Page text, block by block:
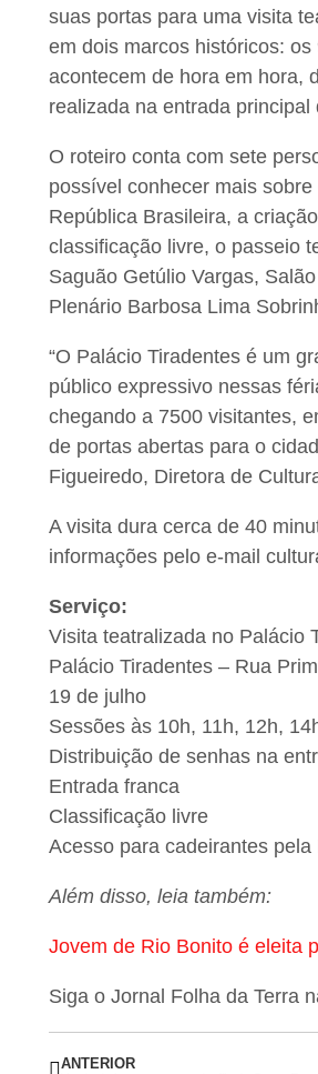
suas portas para uma visita
em dois marcos históricos:
acontecem de hora em hora,
realizada na entrada
O roteiro conta com sete
possível conhecer mais
República Brasileira, a
classificação livre, o passeio
Saguão Getúlio Vargas,
Plenário Barbosa Lima
“O Palácio Tiradentes é um
público expressivo nessas
chegando a 7500 visitantes,
de portas abertas para o
Figueiredo, Diretora de
A visita dura cerca de 40
informações pelo e-mail
Serviço:
Visita teatralizada no Palácio
Palácio Tiradentes – Rua
19 de julho
Sessões às 10h, 11h, 12h,
Distribuição de senhas na
Entrada franca
Classificação livre
Acesso para cadeirantes
Além disso, leia também:
Jovem de Rio Bonito é eleita
Siga o Jornal Folha da Terra
ANTERIOR